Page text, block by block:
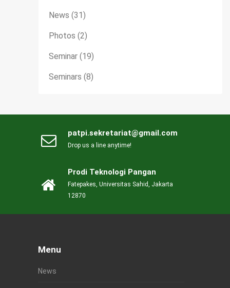
News (31)
Photos (2)
Seminar (19)
Seminars (8)
patpi.sekretariat@gmail.com
Drop us a line anytime!
Prodi Teknologi Pangan
Fatepakes, Universitas Sahid, Jakarta
12870
Menu
News